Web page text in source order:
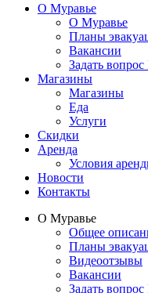
О Муравье
О Муравье
Планы
Вакансии
Задать
Магазины
Магазины
Еда
Услуги
Скидки
Аренда
Условия
Новости
Контакты
О Муравье
Общее
Планы
Видеоотзывы
Вакансии
Задать